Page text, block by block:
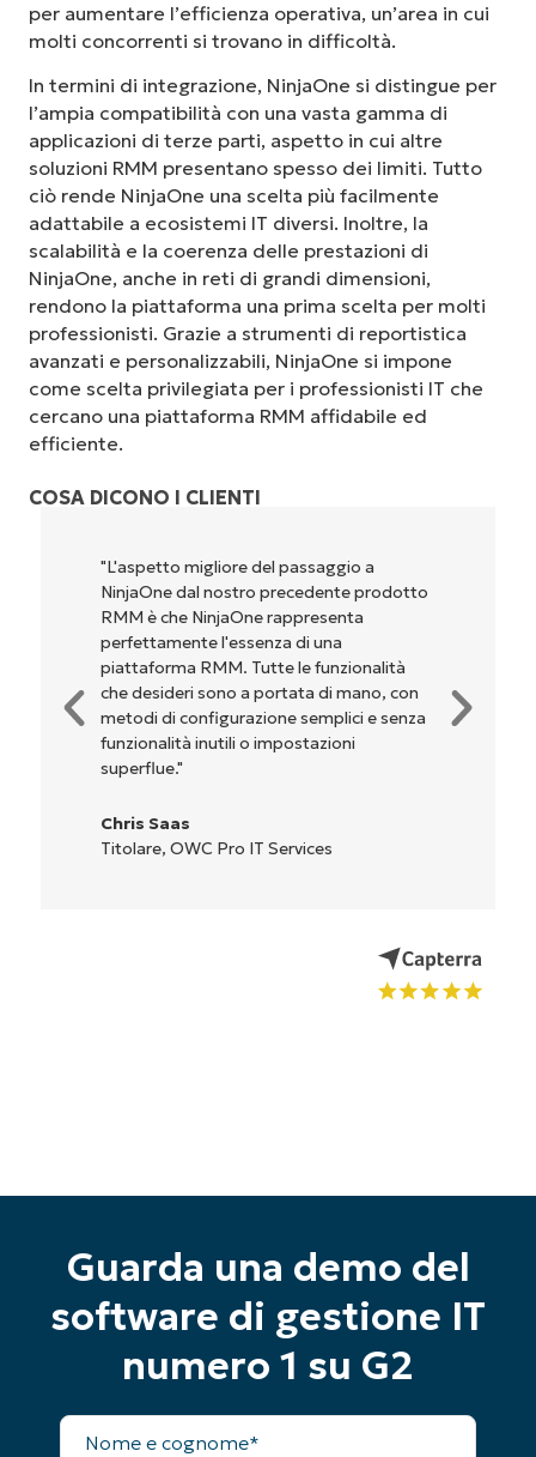
per aumentare l’efficienza operativa, un’area in cui
molti concorrenti si trovano in difficoltà.
In termini di integrazione, NinjaOne si distingue per
l’ampia compatibilità con una vasta gamma di
applicazioni di terze parti, aspetto in cui altre
soluzioni RMM presentano spesso dei limiti. Tutto
ciò rende NinjaOne una scelta più facilmente
adattabile a ecosistemi IT diversi. Inoltre, la
scalabilità e la coerenza delle prestazioni di
NinjaOne, anche in reti di grandi dimensioni,
rendono la piattaforma una prima scelta per molti
professionisti. Grazie a strumenti di reportistica
avanzati e personalizzabili, NinjaOne si impone
come scelta privilegiata per i professionisti IT che
cercano una piattaforma RMM affidabile ed
efficiente.
COSA DICONO I CLIENTI
"NinjaOne è incredibilmente facile da usare,
perché unisce un’interfaccia fluida a
potenti funzionalità di back-end. La
configurazione e la gestione
dell'interfaccia non sono affatto
complicate. Tutte le opzioni e gli strumenti
sono indicati chiaramente e sono intuitivi, e
l'interfaccia è davvero facile da usare."
Reiffenberger.NET Technology Solutions
Guarda una demo del
software di gestione IT
numero 1 su G2
Nome
completo
Nessuna carta di credito richiesta, accesso
completo a tutte le funzionalità